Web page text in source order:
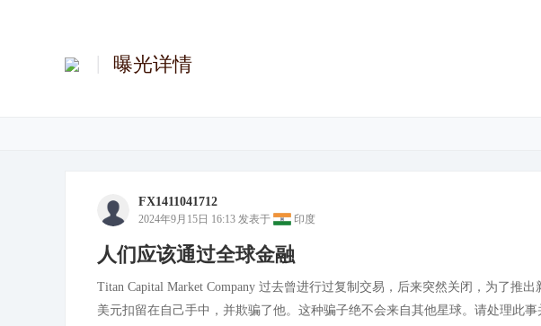
曝光详情
FX1411041712
2024年9月15日 16:13 发表于 印度
人们应该通过全球金融
Titan Capital Market Company 过去曾进行过复制交易，后来突然关闭，为了推
美元扣留在自己手中，并欺骗了他。这种骗子绝不会来自其他星球。请处理此